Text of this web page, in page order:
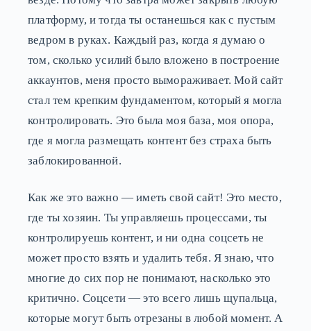
платформу, и тогда ты останешься как с пустым
ведром в руках. Каждый раз, когда я думаю о
том, сколько усилий было вложено в построение
аккаунтов, меня просто вымораживает. Мой сайт
стал тем крепким фундаментом, который я могла
контролировать. Это была моя база, моя опора,
где я могла размещать контент без страха быть
заблокированной.
Как же это важно — иметь свой сайт! Это место,
где ты хозяин. Ты управляешь процессами, ты
контролируешь контент, и ни одна соцсеть не
может просто взять и удалить тебя. Я знаю, что
многие до сих пор не понимают, насколько это
критично. Соцсети — это всего лишь щупальца,
которые могут быть отрезаны в любой момент. А